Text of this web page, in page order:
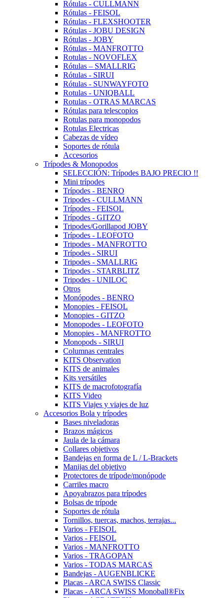
Rótulas - CULLMANN
Rótulas - FEISOL
Rótulas - FLEXSHOOTER
Rótulas - JOBU DESIGN
Rótulas - JOBY
Rótulas - MANFROTTO
Rotulas - NOVOFLEX
Rótulas – SMALLRIG
Rótulas - SIRUI
Rótulas - SUNWAYFOTO
Rotulas - UNIQBALL
Rotulas - OTRAS MARCAS
Rótulas para telescopios
Rotulas para monopodos
Rotulas Electricas
Cabezas de vídeo
Soportes de rótula
Accesorios
Trípodes & Monopodos
SELECCIÓN: Trípodes BAJO PRECIO !!
Mini trípodes
Trípodes - BENRO
Tripodes - CULLMANN
Trípodes - FEISOL
Trípodes - GITZO
Tripodes/Gorillapod JOBY
Trípodes - LEOFOTO
Tripodes - MANFROTTO
Trípodes - SIRUI
Tripodes - SMALLRIG
Tripodes - STARBLITZ
Tripodes - UNILOC
Otros
Monópodes - BENRO
Monopies - FEISOL
Monopies - GITZO
Monopodes - LEOFOTO
Monopies - MANFROTTO
Monopods - SIRUI
Columnas centrales
KITS Observation
KITS de animales
Kits versátiles
KITS de macrofotografía
KITS Video
KITS Viajes y viajes de luz
Accesorios Bola y trípodes
Bases niveladoras
Brazos mágicos
Jaula de la cámara
Collares objetivos
Bandejas en forma de L / L-Brackets
Manijas del objetivo
Protectores de trípode/monópode
Carriles macro
Apoyabrazos para trípodes
Bolsas de trípode
Soportes de rótula
Tornillos, tuercas, machos, terrajas...
Varios - FEISOL
Varios - FEISOL
Varios - MANFROTTO
Varios - TRAGOPAN
Varios - TODAS MARCAS
Bandejas - AUGENBLICKE
Placas - ARCA SWISS Classic
Placas - ARCA SWISS Monoball®Fix